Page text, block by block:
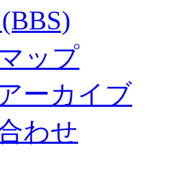
ップ
ーカイブ
わせ